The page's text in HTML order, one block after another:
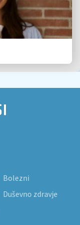
Bolezni
Duševno zdravje